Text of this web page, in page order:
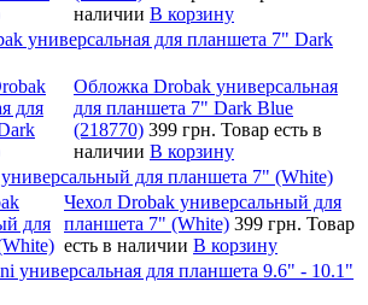
наличии В корзину
универсальная для планшета 7" Dark
Обложка Drobak универсальная
для планшета 7" Dark Blue
(218770) 399 грн. Товар есть в
наличии В корзину
для планшета 7" (White)
Чехол Drobak универсальный для
планшета 7" (White) 399 грн. Товар
есть в наличии В корзину
универсальная для планшета 9.6" - 10.1"